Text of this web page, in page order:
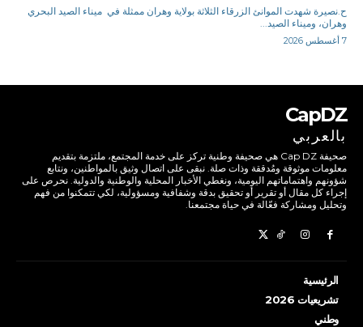
ح.نصيرة شهدت الموانئ الزرقاء الثلاثة بولاية وهران ممثلة في ميناء الصيد البحري
وهران، وميناء الصيد...
7 أغسطس 2026
CapDZ
بالعربي
صحيفة Cap DZ هي صحيفة وطنية تركز على خدمة المجتمع، ملتزمة بتقديم
معلومات موثوقة ومُدققة وذات صلة. نبقى على اتصال وثيق بالمواطنين، ونتابع
شؤونهم واهتماماتهم اليومية، ونغطي الأخبار المحلية والوطنية والدولية. نحرص على
إجراء كل مقال أو تقرير أو تحقيق بدقة وشفافية ومسؤولية، لكي تتمكنوا من فهم
وتحليل ومشاركة فعّالة في حياة مجتمعنا.
الرئيسية
تشريعيات 2026
وطني